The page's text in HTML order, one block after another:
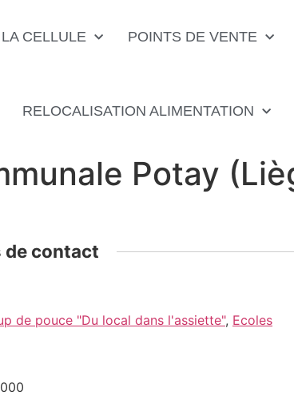
LA CELLULE POINTS DE VENTE
RELOCALISATION ALIMENTATION
Potay
contact
de pouce "Du local dans l'assiette", Ecoles